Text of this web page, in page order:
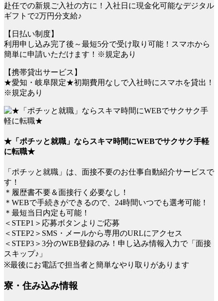
赴任での新規ご入社の方に！入社日に現金化可能なデジタル
ギフトで2万円分支給♪
【日払い制度】
利用申し込み完了後～最短5分で受け取り可能！スマホから
簡単に申請いただけます！※規定あり
【携帯貸出サービス】
★愛知・岐阜限定★初期費用なしで入社時にスマホを貸出！
※規定あり
★「ポチッと就職」ならスキマ時間にWEBでサクサク手軽
に転職★
「ポチッと就職」は、面接不要のお仕事自動紹介サービスで
す！
＊履歴書不要＆面接行く必要なし！
＊WEBで手続きができるので、24時間いつでも選考可能！
＊最短当日内定も可能！
＜STEP1＞応募ボタンよりご応募
＜STEP2＞SMS・メールから専用のURLにアクセス
＜STEP3＞3分のWEB登録のみ！申し込み情報入力で「面接
スキップ♪」
※最後にお電話で担当者と簡単なやり取りがあります
寮・住み込み情報